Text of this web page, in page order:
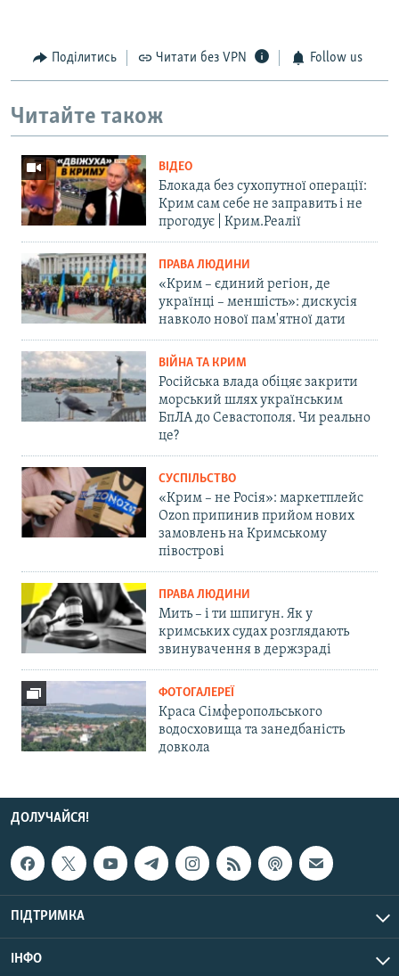
Поділитись Читати без VPN Follow us
Читайте також
ВІДЕО
Блокада без сухопутної операції:
Крим сам себе не заправить і не
прогодує | Крим.Реалії
ПРАВА ЛЮДИНИ
«Крим – єдиний регіон, де
українці – меншість»: дискусія
навколо нової пам'ятної дати
ВІЙНА ТА КРИМ
Російська влада обіцяє закрити
морський шлях українським
БпЛА до Севастополя. Чи реально
це?
СУСПІЛЬСТВО
«Крим – не Росія»: маркетплейс
Ozon припинив прийом нових
замовлень на Кримському
півострові
ПРАВА ЛЮДИНИ
Мить – і ти шпигун. Як у
кримських судах розглядають
звинувачення в держзраді
ФОТОГАЛЕРЕЇ
Краса Сімферопольського
водосховища та занедбаність
довкола
ДОЛУЧАЙСЯ!
ПІДТРИМКА
ІНФО